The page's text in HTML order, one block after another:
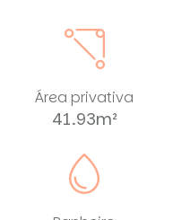
Área privativa
41.93m²